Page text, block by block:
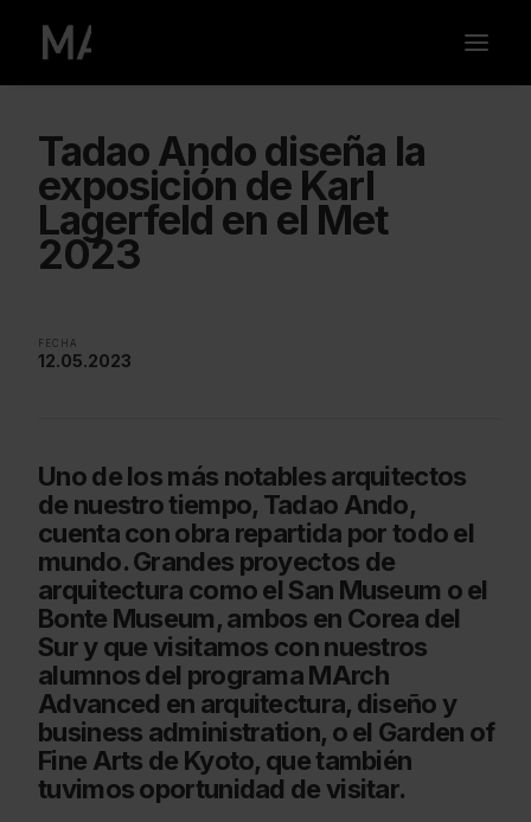
Tadao Ando diseña la
exposición de Karl
Lagerfeld en el Met
2023
FECHA
12.05.2023
Uno de los más notables arquitectos
de nuestro tiempo, Tadao Ando,
cuenta con obra repartida por todo el
mundo. Grandes proyectos de
arquitectura como el San Museum o el
Bonte Museum, ambos en Corea del
Sur y que visitamos con nuestros
alumnos del programa MArch
Advanced en arquitectura, diseño y
business administration, o el Garden of
Fine Arts de Kyoto, que también
tuvimos oportunidad de visitar.